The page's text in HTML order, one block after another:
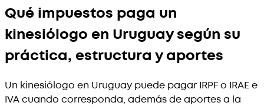
Qué impuestos paga un
kinesiólogo en Uruguay según su
práctica, estructura y aportes
Un kinesiólogo en Uruguay puede pagar IRPF o IRAE e
IVA cuando corresponda, además de aportes a la